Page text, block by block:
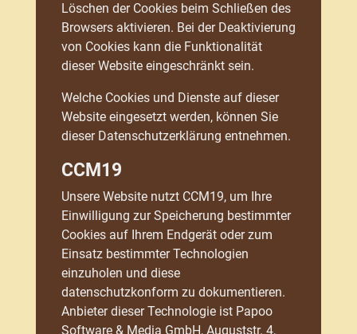
Löschen der Cookies beim Schließen des
Browsers aktivieren. Bei der Deaktivierung
von Cookies kann die Funktionalität
dieser Website eingeschränkt sein.
Welche Cookies und Dienste auf dieser
Website eingesetzt werden, können Sie
dieser Datenschutzerklärung entnehmen.
CCM19
Unsere Website nutzt CCM19, um Ihre
Einwilligung zur Speicherung bestimmter
Cookies auf Ihrem Endgerät oder zum
Einsatz bestimmter Technologien
einzuholen und diese
datenschutzkonform zu dokumentieren.
Anbieter dieser Technologie ist Papoo
Software & Media GmbH, Auguststr. 4,